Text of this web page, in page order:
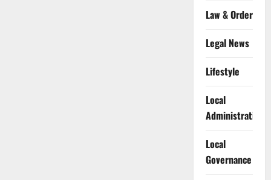
Law & Order
Legal News
Lifestyle
Local
Administration
Local
Governance